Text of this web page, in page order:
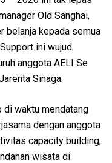
Old Sanghai,
belanja kepada semua
ini wujud
anggota AELI Se
Sinaga.
di waktu mendatang
dengan anggota
capacity building,
wisata di